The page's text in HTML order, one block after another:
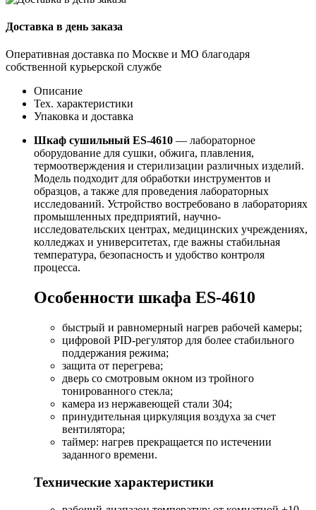
Доставка в день заказа
Оперативная доставка по Москве и МО благодаря
собственной курьерской службе
Описание
Тех. характеристики
Упаковка и доставка
Шкаф сушильный ES-4610 — лабораторное
оборудование для сушки, обжига, плавления,
термоотверждения и стерилизации различных изделий.
Модель подходит для обработки инструментов и
образцов, а также для проведения лабораторных
исследований. Устройство востребовано в лабораториях
промышленных предприятий, научно-
исследовательских центрах, медицинских учреждениях,
колледжах и университетах, где важны стабильная
температура, безопасность и удобство контроля
процесса.
Особенности шкафа ES-4610
быстрый и равномерный нагрев рабочей камеры;
цифровой PID-регулятор для более стабильного
поддержания режима;
защита от перегрева;
дверь со смотровым окном из тройного
тонированного стекла;
камера из нержавеющей стали 304;
принудительная циркуляция воздуха за счет
вентилятора;
таймер: нагрев прекращается по истечении
заданного времени.
Технические характеристики